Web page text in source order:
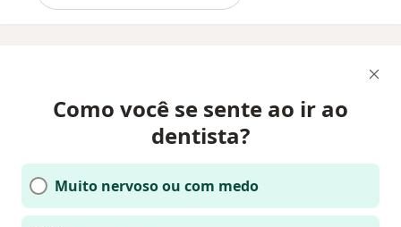
Como você se sente ao ir ao
dentista?
Muito nervoso ou com medo